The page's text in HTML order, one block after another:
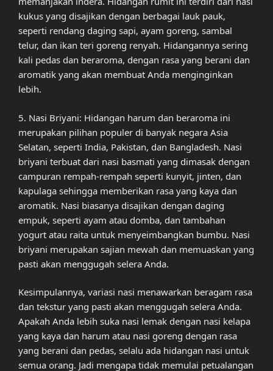
kukus yang disajikan dengan berbagai lauk pauk,
seperti rendang daging sapi, ayam goreng, sambal
telur, dan ikan teri goreng renyah. Hidangannya sering
kali pedas dan beraroma, dengan rasa yang berani dan
aromatik yang akan membuat Anda menginginkan
lebih.
5. Nasi Briyani: Hidangan harum dan beraroma ini
merupakan pilihan populer di banyak negara Asia
Selatan, seperti India, Pakistan, dan Bangladesh. Nasi
briyani terbuat dari nasi basmati yang dimasak dengan
campuran rempah-rempah seperti kunyit, jinten, dan
kapulaga sehingga memberikan rasa yang kaya dan
aromatik. Nasi biasanya disajikan dengan daging
empuk, seperti ayam atau domba, dan tambahan
yogurt atau raita untuk menyeimbangkan bumbu. Nasi
briyani merupakan sajian mewah dan memuaskan yang
pasti akan menggugah selera Anda.
Kesimpulannya, variasi nasi menawarkan beragam rasa
dan tekstur yang pasti akan menggugah selera Anda.
Apakah Anda lebih suka nasi lemak dengan nasi kelapa
yang kaya dan harum atau nasi goreng dengan rasa
yang berani dan pedas, selalu ada hidangan nasi untuk
semua orang. Jadi mengapa tidak memulai petualangan